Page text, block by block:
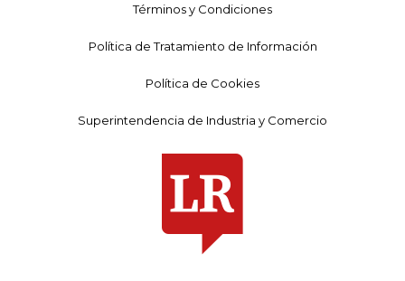
Términos y Condiciones
Política de Tratamiento de Información
Política de Cookies
Superintendencia de Industria y Comercio